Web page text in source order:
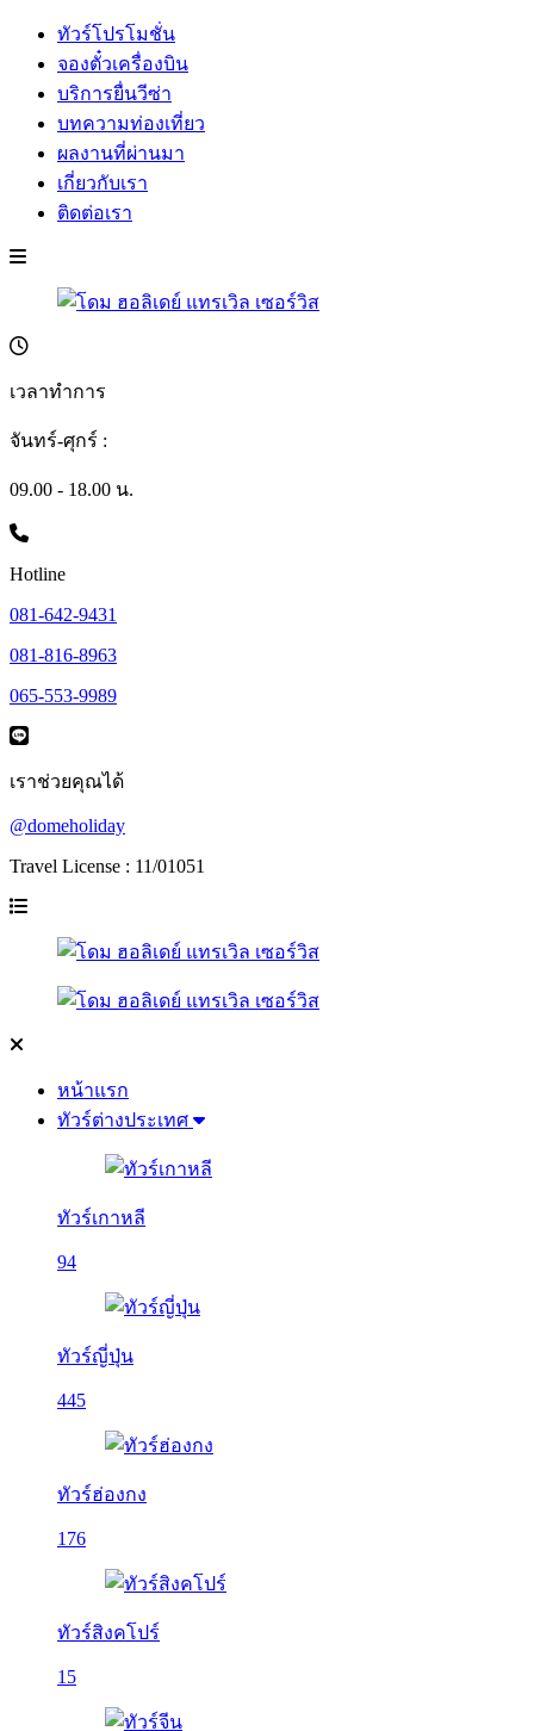
ทัวร์โปรโมชั่น
จองตั๋วเครื่องบิน
บริการยื่นวีซ่า
บทความท่องเที่ยว
ผลงานที่ผ่านมา
เกี่ยวกับเรา
ติดต่อเรา
เวลาทำการ
จันทร์-ศุกร์ :
09.00 - 18.00 น.
Hotline
081-642-9431
081-816-8963
065-553-9989
เราช่วยคุณได้
@domeholiday
Travel License : 11/01051
หน้าแรก
ทัวร์ต่างประเทศ
ทัวร์เกาหลี
94
ทัวร์ญี่ปุ่น
445
ทัวร์ฮ่องกง
176
ทัวร์สิงคโปร์
15